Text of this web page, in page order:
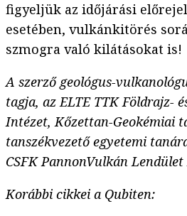
figyeljük az időjárási
esetében, vulkánkitörés
szmogra való kilátásokat is!
A szerző geológus-
tagja, az ELTE TTK Földrajz-
Intézet, Kőzettan-Geokémiai
tanszékvezető egyetemi
CSFK PannonVulkán
Korábbi cikkei a Qubiten: